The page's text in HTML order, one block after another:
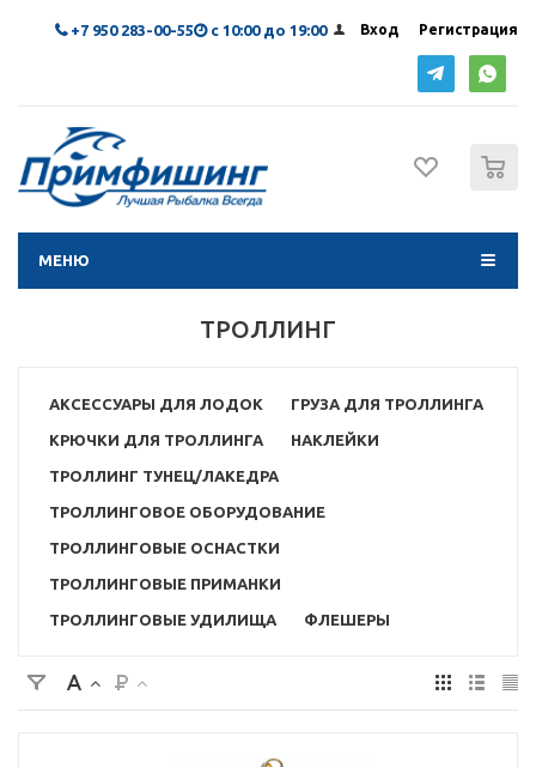
Вход Регистрация
+7 950 283-00-55 с 10:00 до 19:00
МЕНЮ
ТРОЛЛИНГ
АКСЕССУАРЫ ДЛЯ ЛОДОК ГРУЗА ДЛЯ ТРОЛЛИНГА
КРЮЧКИ ДЛЯ ТРОЛЛИНГА НАКЛЕЙКИ
ТРОЛЛИНГ ТУНЕЦ/ЛАКЕДРА
ТРОЛЛИНГОВОЕ ОБОРУДОВАНИЕ
ТРОЛЛИНГОВЫЕ ОСНАСТКИ
ТРОЛЛИНГОВЫЕ ПРИМАНКИ
ТРОЛЛИНГОВЫЕ УДИЛИЩА ФЛЕШЕРЫ